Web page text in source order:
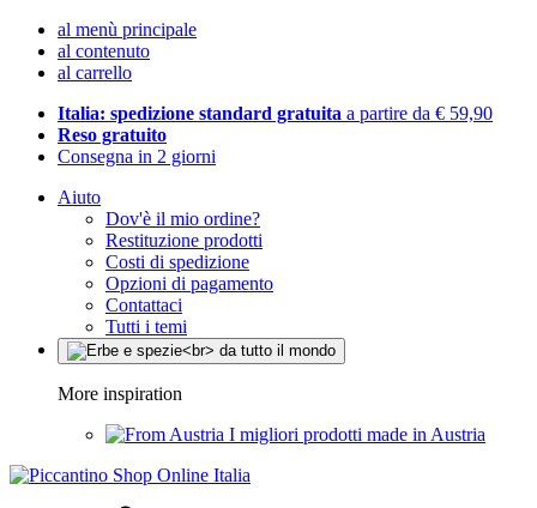
al menù principale
al contenuto
al carrello
Italia: spedizione standard gratuita a partire da € 59,90
Reso gratuito
Consegna in 2 giorni
Aiuto
Dov'è il mio ordine?
Restituzione prodotti
Costi di spedizione
Opzioni di pagamento
Contattaci
Tutti i temi
More inspiration
I migliori prodotti made in Austria